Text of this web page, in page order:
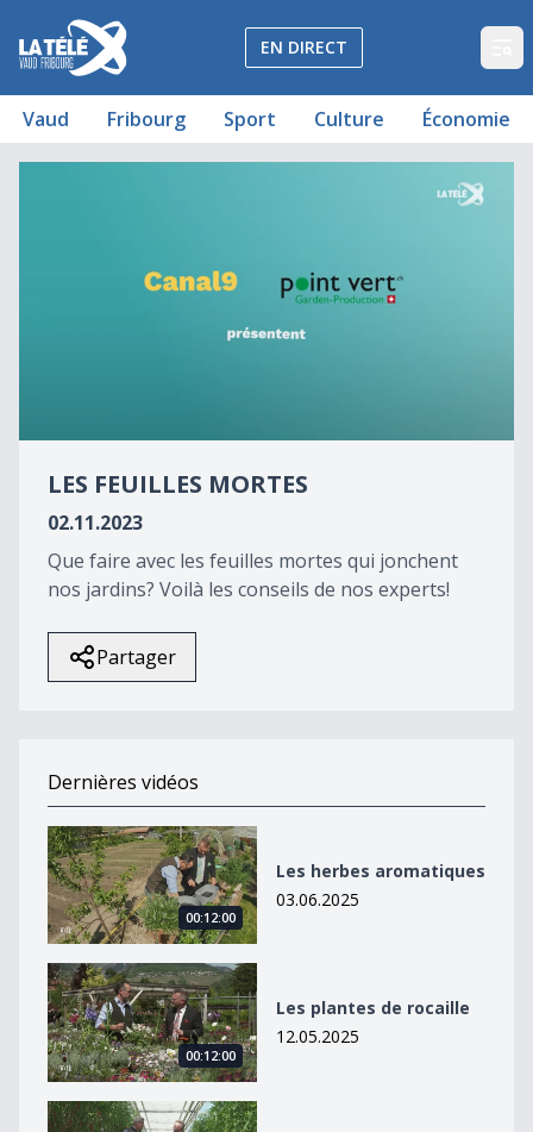
La Télé - Télévision régionale Vaud et Fribourg
EN DIRECT
Vaud Fribourg Sport Culture Économie
seconds
LES FEUILLES MORTES
02.11.2023
Que faire avec les feuilles mortes qui jonchent
nos jardins? Voilà les conseils de nos experts!
Partager
Dernières vidéos
Les herbes aromatiques
00:12:00
Les herbes aromatiques
03.06.2025
Les plantes de rocaille
00:12:00
Les plantes de rocaille
12.05.2025
La tomate